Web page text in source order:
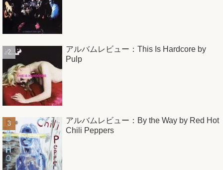
アルバムレビュー：This Is Hardcore by
Pulp
アルバムレビュー：By the Way by Red Hot
Chili Peppers